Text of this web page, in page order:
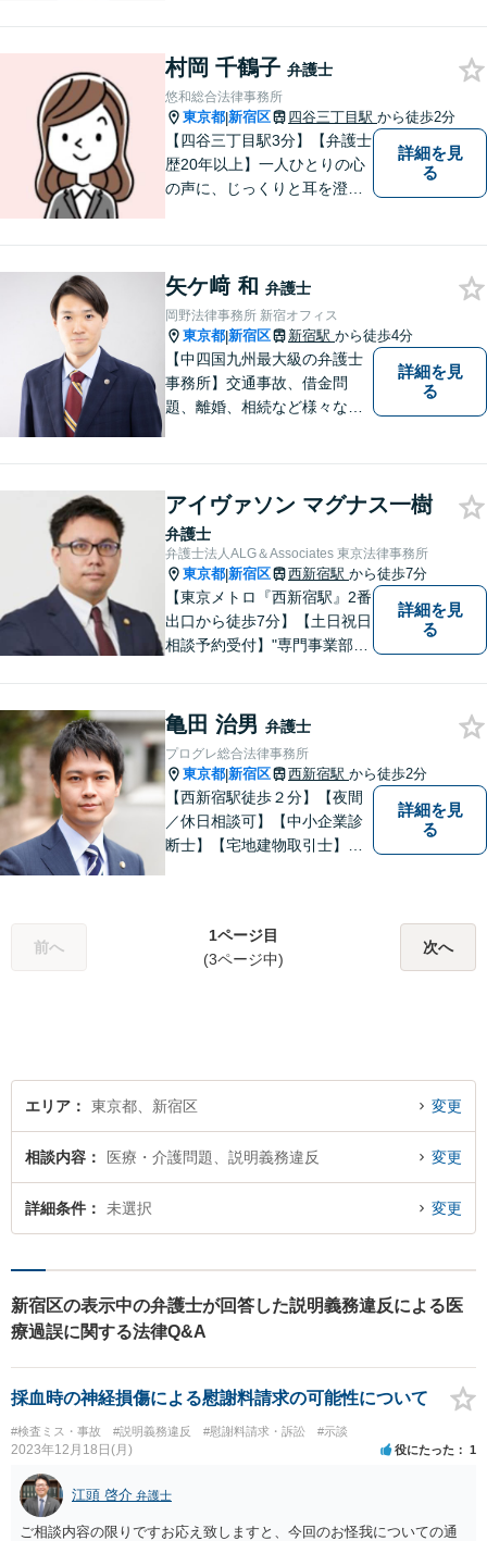
す。企業法務／民事事件／家
事事件／債務整理／労働事件
など、幅広く対応いたしま
す。
村岡 千鶴子 弁護士
悠和総合法律事務所
東京都|新宿区 四谷三丁目駅 から徒歩2分
【四谷三丁目駅3分】【弁護士
歴20年以上】一人ひとりの心
の声に、じっくりと耳を澄ま
思い」を大切にしておりま
す。どのようなことでもぜひ
ご相談ください【アットホー
ムな雰囲気】
詳細を見
る
矢ケ﨑 和 弁護士
岡野法律事務所 新宿オフィス
東京都|新宿区 新宿駅 から徒歩4分
【中四国九州最大級の弁護士
事務所】交通事故、借金問
題、離婚、相続など様々な問
い！
詳細を見
る
アイヴァソン マグナス一樹
弁護士
弁護士法人ALG＆Associates 東京法律事務所
東京都|新宿区 西新宿駅 から徒歩7分
【東京メトロ『西新宿駅』2番
出口から徒歩7分】【土日祝日
相談予約受付】"専門事業部
うぞお気軽にご相談くださ
詳細を見
る
亀田 治男 弁護士
プログレ総合法律事務所
東京都|新宿区 西新宿駅 から徒歩2分
【西新宿駅徒歩２分】【夜間
／休日相談可】【中小企業診
断士】【宅地建物取引士】【I
務トラブル・債権回収・相
続・離婚・不動産などお困り
詳細を見
る
前へ
1ページ目
(3ページ中)
次へ
エリア 東京都、新宿区 変更
相談内容 医療・介護問題、説明義務違反 変更
詳細条件 未選択 変更
新宿区の表示中の弁護士が回答した説明義務違反による医
療過誤に関する法律Q&A
採血時の神経損傷による慰謝料請求の可能性について
#検査ミス・事故 #説明義務違反 #慰謝料請求・訴訟 #示談
2023年12月18日(月) 役にたった 1
江頭 啓介 弁護士
ご相談内容の限りですお応え致しますと、今回のお怪我についての通